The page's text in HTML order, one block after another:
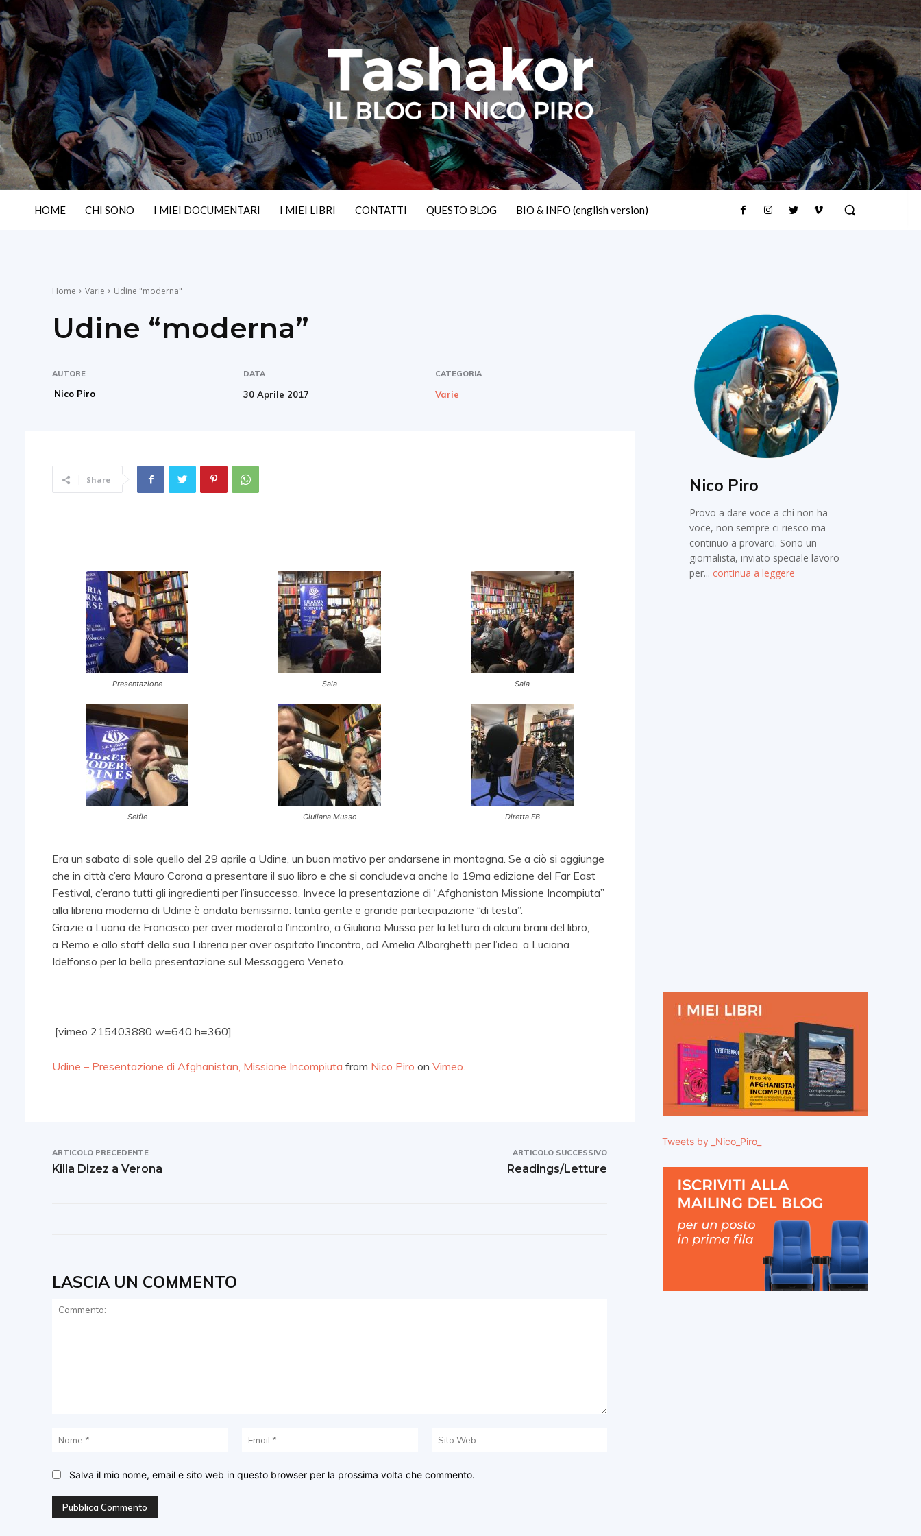
HOME CHI SONO I MIEI DOCUMENTARI I MIEI LIBRI CONTATTI QUESTO BLOG BIO & INFO (english version)
Home Varie Udine "moderna"
Udine “moderna”
AUTORE
Nico Piro
DATA
30 Aprile 2017
CATEGORIA
Varie
Share
Presentazione Sala Sala
Selfie Giuliana Musso Diretta FB
Era un sabato di sole quello del 29 aprile a Udine, un buon motivo per andarsene in montagna. Se a ciò si aggiunge
che in città c’era Mauro Corona a presentare il suo libro e che si concludeva anche la 19ma edizione del Far East
Festival, c’erano tutti gli ingredienti per l’insuccesso. Invece la presentazione di “Afghanistan Missione Incompiuta”
alla libreria moderna di Udine è andata benissimo: tanta gente e grande partecipazione “di testa”.
Grazie a Luana de Francisco per aver moderato l’incontro, a Giuliana Musso per la lettura di alcuni brani del libro,
a Remo e allo staff della sua Libreria per aver ospitato l’incontro, ad Amelia Alborghetti per l’idea, a Luciana
Idelfonso per la bella presentazione sul Messaggero Veneto.
[vimeo 215403880 w=640 h=360]
Udine – Presentazione di Afghanistan, Missione Incompiuta from Nico Piro on Vimeo.
ARTICOLO PRECEDENTE
Killa Dizez a Verona
ARTICOLO SUCCESSIVO
Readings/Letture
LASCIA UN COMMENTO
Nome:*
Email:*
Salva il mio nome, email e sito web in questo browser per la prossima volta che commento.
Nico Piro
Provo a dare voce a chi non ha
voce, non sempre ci riesco ma
continuo a provarci. Sono un
giornalista, inviato speciale lavoro
per... continua a leggere
Tweets by _Nico_Piro_